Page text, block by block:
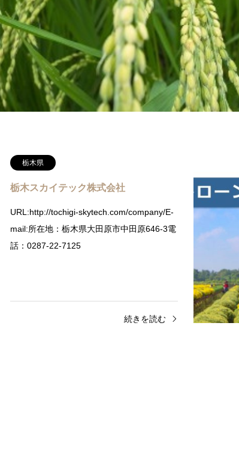
栃木県
栃木スカイテック株式会社
URL:http://tochigi-skytech.com/company/E-
mail:所在地：栃木県大田原市中田原646-3電
話：0287-22-7125
続きを読む